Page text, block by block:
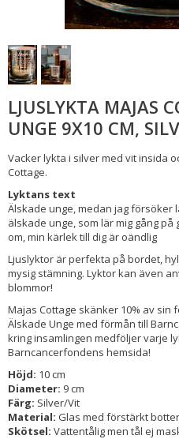
LJUSLYKTA MAJAS
UNGE 9X10 CM,
Vacker lykta i silver med vit insida
Cottage.
Lyktans text
Älskade unge, medan jag försöker
älskade unge, som lär mig gång
om, min kärlek till dig är oändlig
Ljuslyktor är perfekta på bordet,
mysig stämning. Lyktor kan även
blommor!
Majas Cottage skänker 10% av
Älskade Unge med förmån till
kring insamlingen medföljer varje
Barncancerfondens hemsida!
Höjd: 10 cm
Diameter: 9 cm
Färg: Silver/Vit
Material: Glas med förstärkt
Skötsel: Vattentålig men tål ej